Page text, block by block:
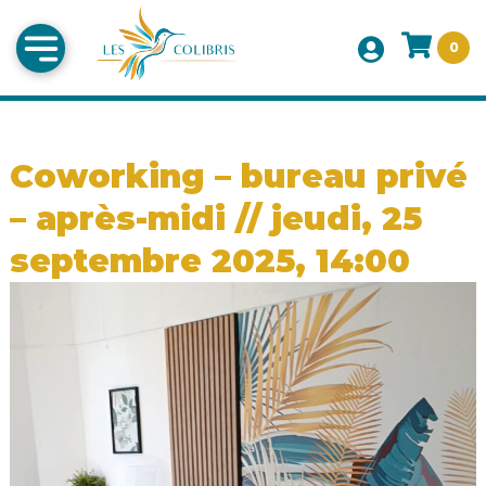
0
Coworking – bureau privé
– après-midi // jeudi, 25
septembre 2025, 14:00